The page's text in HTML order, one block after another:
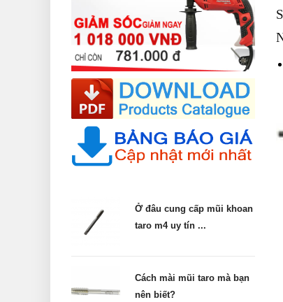
Ở đâu cung cấp mũi khoan
taro m4 uy tín ...
Cách mài mũi taro mà bạn
nên biết?